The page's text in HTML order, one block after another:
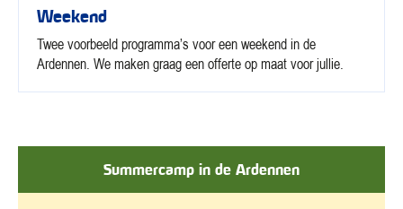
Weekend
Twee voorbeeld programma’s voor een weekend in de
Ardennen. We maken graag een offerte op maat voor jullie.
Summercamp in de Ardennen